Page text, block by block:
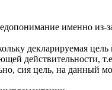
именно из-
декларируемая
действительности,
сия цель, на данный